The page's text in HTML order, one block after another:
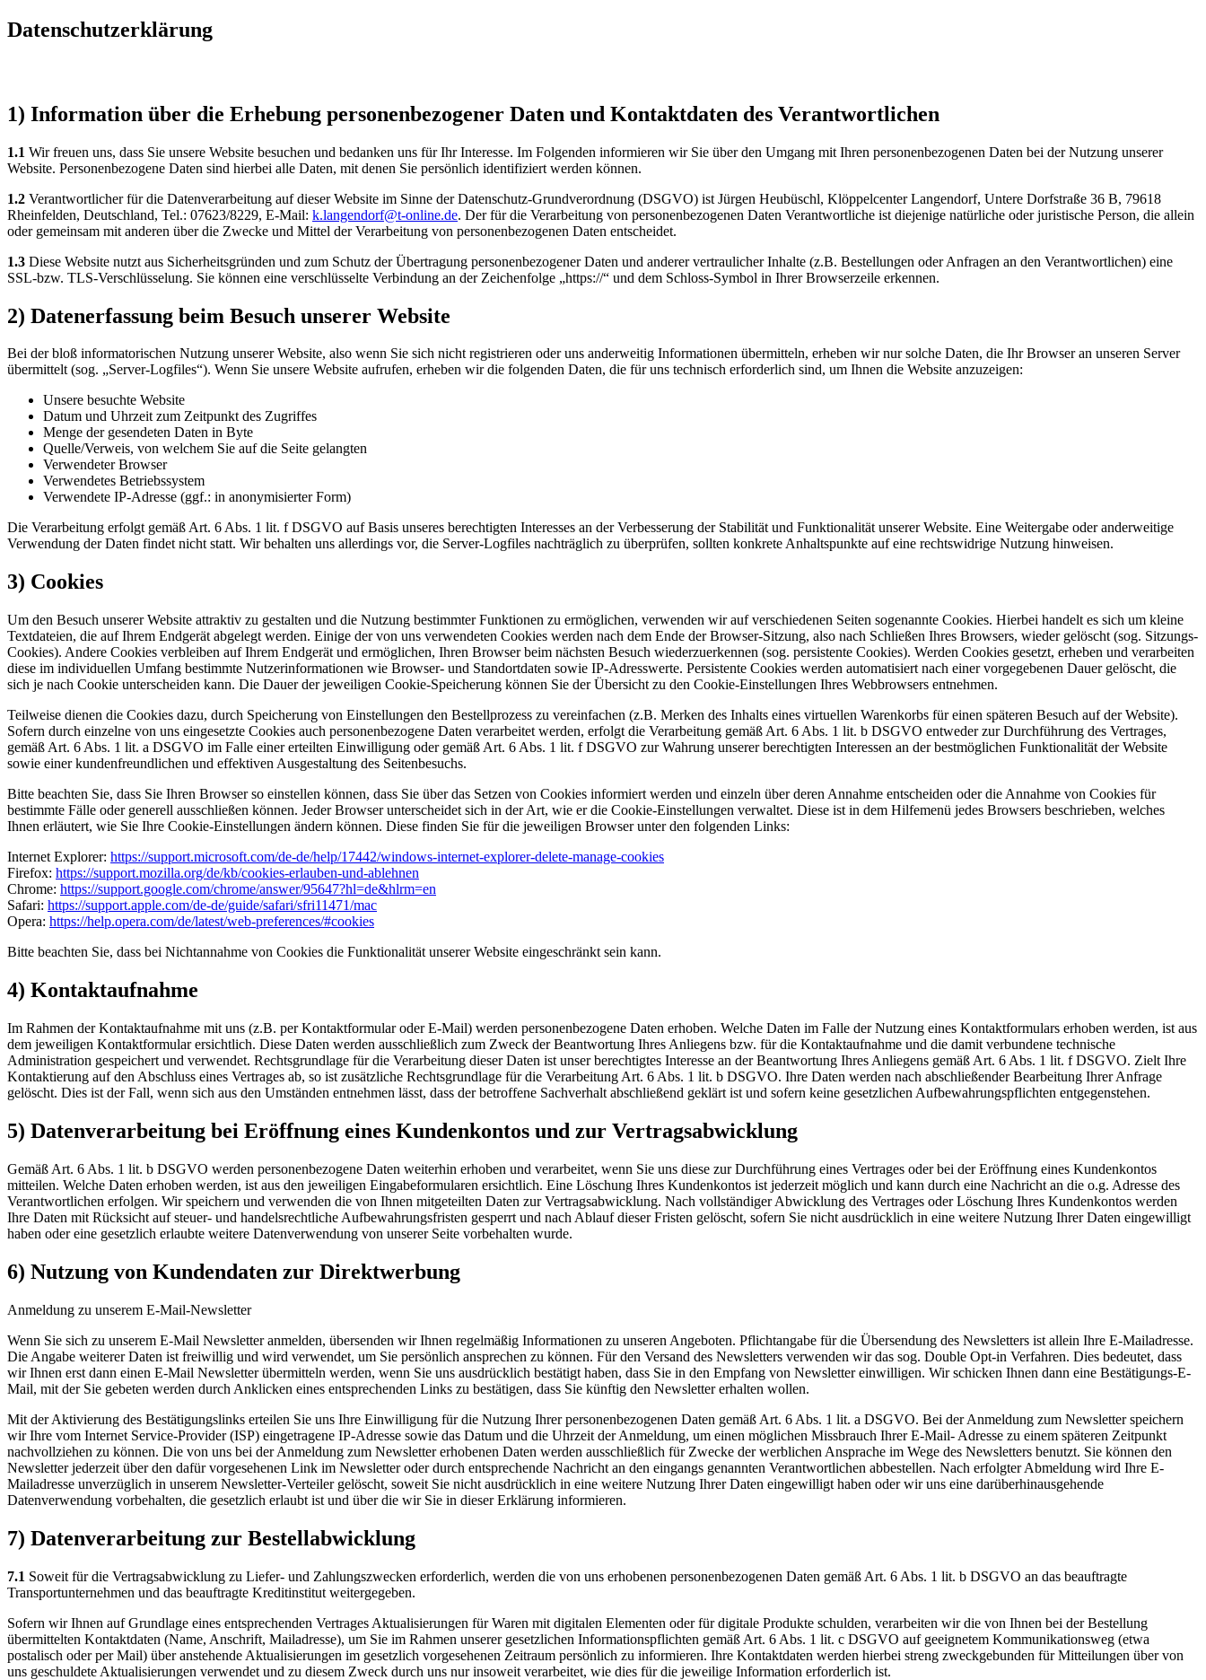
Datenschutzerklärung
1) Information über die Erhebung personenbezogener Daten und Kontaktdaten des Verantwortlichen
1.1 Wir freuen uns, dass Sie unsere Website besuchen und bedanken uns für Ihr Interesse. Im Folgenden informieren wir Sie über den Umgang mit Ihren personenbezogenen Daten bei der Nutzung unserer
Website. Personenbezogene Daten sind hierbei alle Daten, mit denen Sie persönlich identifiziert werden können.
1.2 Verantwortlicher für die Datenverarbeitung auf dieser Website im Sinne der Datenschutz-Grundverordnung (DSGVO) ist Jürgen Heubüschl, Klöppelcenter Langendorf, Untere Dorfstraße 36 B, 79618
Rheinfelden, Deutschland, Tel.: 07623/8229, E-Mail: k.langendorf@t-online.de. Der für die Verarbeitung von personenbezogenen Daten Verantwortliche ist diejenige natürliche oder juristische Person, die allein
oder gemeinsam mit anderen über die Zwecke und Mittel der Verarbeitung von personenbezogenen Daten entscheidet.
1.3 Diese Website nutzt aus Sicherheitsgründen und zum Schutz der Übertragung personenbezogener Daten und anderer vertraulicher Inhalte (z.B. Bestellungen oder Anfragen an den Verantwortlichen) eine
SSL-bzw. TLS-Verschlüsselung. Sie können eine verschlüsselte Verbindung an der Zeichenfolge „https://“ und dem Schloss-Symbol in Ihrer Browserzeile erkennen.
2) Datenerfassung beim Besuch unserer Website
Bei der bloß informatorischen Nutzung unserer Website, also wenn Sie sich nicht registrieren oder uns anderweitig Informationen übermitteln, erheben wir nur solche Daten, die Ihr Browser an unseren Server
übermittelt (sog. „Server-Logfiles“). Wenn Sie unsere Website aufrufen, erheben wir die folgenden Daten, die für uns technisch erforderlich sind, um Ihnen die Website anzuzeigen:
Unsere besuchte Website
Datum und Uhrzeit zum Zeitpunkt des Zugriffes
Menge der gesendeten Daten in Byte
Quelle/Verweis, von welchem Sie auf die Seite gelangten
Verwendeter Browser
Verwendetes Betriebssystem
Verwendete IP-Adresse (ggf.: in anonymisierter Form)
Die Verarbeitung erfolgt gemäß Art. 6 Abs. 1 lit. f DSGVO auf Basis unseres berechtigten Interesses an der Verbesserung der Stabilität und Funktionalität unserer Website. Eine Weitergabe oder anderweitige
Verwendung der Daten findet nicht statt. Wir behalten uns allerdings vor, die Server-Logfiles nachträglich zu überprüfen, sollten konkrete Anhaltspunkte auf eine rechtswidrige Nutzung hinweisen.
3) Cookies
Um den Besuch unserer Website attraktiv zu gestalten und die Nutzung bestimmter Funktionen zu ermöglichen, verwenden wir auf verschiedenen Seiten sogenannte Cookies. Hierbei handelt es sich um kleine
Textdateien, die auf Ihrem Endgerät abgelegt werden. Einige der von uns verwendeten Cookies werden nach dem Ende der Browser-Sitzung, also nach Schließen Ihres Browsers, wieder gelöscht (sog. Sitzungs-
Cookies). Andere Cookies verbleiben auf Ihrem Endgerät und ermöglichen, Ihren Browser beim nächsten Besuch wiederzuerkennen (sog. persistente Cookies). Werden Cookies gesetzt, erheben und verarbeiten
diese im individuellen Umfang bestimmte Nutzerinformationen wie Browser- und Standortdaten sowie IP-Adresswerte. Persistente Cookies werden automatisiert nach einer vorgegebenen Dauer gelöscht, die
sich je nach Cookie unterscheiden kann. Die Dauer der jeweiligen Cookie-Speicherung können Sie der Übersicht zu den Cookie-Einstellungen Ihres Webbrowsers entnehmen.
Teilweise dienen die Cookies dazu, durch Speicherung von Einstellungen den Bestellprozess zu vereinfachen (z.B. Merken des Inhalts eines virtuellen Warenkorbs für einen späteren Besuch auf der Website).
Sofern durch einzelne von uns eingesetzte Cookies auch personenbezogene Daten verarbeitet werden, erfolgt die Verarbeitung gemäß Art. 6 Abs. 1 lit. b DSGVO entweder zur Durchführung des Vertrages,
gemäß Art. 6 Abs. 1 lit. a DSGVO im Falle einer erteilten Einwilligung oder gemäß Art. 6 Abs. 1 lit. f DSGVO zur Wahrung unserer berechtigten Interessen an der bestmöglichen Funktionalität der Website
sowie einer kundenfreundlichen und effektiven Ausgestaltung des Seitenbesuchs.
Bitte beachten Sie, dass Sie Ihren Browser so einstellen können, dass Sie über das Setzen von Cookies informiert werden und einzeln über deren Annahme entscheiden oder die Annahme von Cookies für
bestimmte Fälle oder generell ausschließen können. Jeder Browser unterscheidet sich in der Art, wie er die Cookie-Einstellungen verwaltet. Diese ist in dem Hilfemenü jedes Browsers beschrieben, welches
Ihnen erläutert, wie Sie Ihre Cookie-Einstellungen ändern können. Diese finden Sie für die jeweiligen Browser unter den folgenden Links:
Internet Explorer: https://support.microsoft.com/de-de/help/17442/windows-internet-explorer-delete-manage-cookies
Firefox: https://support.mozilla.org/de/kb/cookies-erlauben-und-ablehnen
Chrome: https://support.google.com/chrome/answer/95647?hl=de&hlrm=en
Safari: https://support.apple.com/de-de/guide/safari/sfri11471/mac
Opera: https://help.opera.com/de/latest/web-preferences/#cookies
Bitte beachten Sie, dass bei Nichtannahme von Cookies die Funktionalität unserer Website eingeschränkt sein kann.
4) Kontaktaufnahme
Im Rahmen der Kontaktaufnahme mit uns (z.B. per Kontaktformular oder E-Mail) werden personenbezogene Daten erhoben. Welche Daten im Falle der Nutzung eines Kontaktformulars erhoben werden, ist aus
dem jeweiligen Kontaktformular ersichtlich. Diese Daten werden ausschließlich zum Zweck der Beantwortung Ihres Anliegens bzw. für die Kontaktaufnahme und die damit verbundene technische
Administration gespeichert und verwendet. Rechtsgrundlage für die Verarbeitung dieser Daten ist unser berechtigtes Interesse an der Beantwortung Ihres Anliegens gemäß Art. 6 Abs. 1 lit. f DSGVO. Zielt Ihre
Kontaktierung auf den Abschluss eines Vertrages ab, so ist zusätzliche Rechtsgrundlage für die Verarbeitung Art. 6 Abs. 1 lit. b DSGVO. Ihre Daten werden nach abschließender Bearbeitung Ihrer Anfrage
gelöscht. Dies ist der Fall, wenn sich aus den Umständen entnehmen lässt, dass der betroffene Sachverhalt abschließend geklärt ist und sofern keine gesetzlichen Aufbewahrungspflichten entgegenstehen.
5) Datenverarbeitung bei Eröffnung eines Kundenkontos und zur Vertragsabwicklung
Gemäß Art. 6 Abs. 1 lit. b DSGVO werden personenbezogene Daten weiterhin erhoben und verarbeitet, wenn Sie uns diese zur Durchführung eines Vertrages oder bei der Eröffnung eines Kundenkontos
mitteilen. Welche Daten erhoben werden, ist aus den jeweiligen Eingabeformularen ersichtlich. Eine Löschung Ihres Kundenkontos ist jederzeit möglich und kann durch eine Nachricht an die o.g. Adresse des
Verantwortlichen erfolgen. Wir speichern und verwenden die von Ihnen mitgeteilten Daten zur Vertragsabwicklung. Nach vollständiger Abwicklung des Vertrages oder Löschung Ihres Kundenkontos werden
Ihre Daten mit Rücksicht auf steuer- und handelsrechtliche Aufbewahrungsfristen gesperrt und nach Ablauf dieser Fristen gelöscht, sofern Sie nicht ausdrücklich in eine weitere Nutzung Ihrer Daten eingewilligt
haben oder eine gesetzlich erlaubte weitere Datenverwendung von unserer Seite vorbehalten wurde.
6) Nutzung von Kundendaten zur Direktwerbung
Anmeldung zu unserem E-Mail-Newsletter
Wenn Sie sich zu unserem E-Mail Newsletter anmelden, übersenden wir Ihnen regelmäßig Informationen zu unseren Angeboten. Pflichtangabe für die Übersendung des Newsletters ist allein Ihre E-Mailadresse.
Die Angabe weiterer Daten ist freiwillig und wird verwendet, um Sie persönlich ansprechen zu können. Für den Versand des Newsletters verwenden wir das sog. Double Opt-in Verfahren. Dies bedeutet, dass
wir Ihnen erst dann einen E-Mail Newsletter übermitteln werden, wenn Sie uns ausdrücklich bestätigt haben, dass Sie in den Empfang von Newsletter einwilligen. Wir schicken Ihnen dann eine Bestätigungs-E-
Mail, mit der Sie gebeten werden durch Anklicken eines entsprechenden Links zu bestätigen, dass Sie künftig den Newsletter erhalten wollen.
Mit der Aktivierung des Bestätigungslinks erteilen Sie uns Ihre Einwilligung für die Nutzung Ihrer personenbezogenen Daten gemäß Art. 6 Abs. 1 lit. a DSGVO. Bei der Anmeldung zum Newsletter speichern
wir Ihre vom Internet Service-Provider (ISP) eingetragene IP-Adresse sowie das Datum und die Uhrzeit der Anmeldung, um einen möglichen Missbrauch Ihrer E-Mail- Adresse zu einem späteren Zeitpunkt
nachvollziehen zu können. Die von uns bei der Anmeldung zum Newsletter erhobenen Daten werden ausschließlich für Zwecke der werblichen Ansprache im Wege des Newsletters benutzt. Sie können den
Newsletter jederzeit über den dafür vorgesehenen Link im Newsletter oder durch entsprechende Nachricht an den eingangs genannten Verantwortlichen abbestellen. Nach erfolgter Abmeldung wird Ihre E-
Mailadresse unverzüglich in unserem Newsletter-Verteiler gelöscht, soweit Sie nicht ausdrücklich in eine weitere Nutzung Ihrer Daten eingewilligt haben oder wir uns eine darüberhinausgehende
Datenverwendung vorbehalten, die gesetzlich erlaubt ist und über die wir Sie in dieser Erklärung informieren.
7) Datenverarbeitung zur Bestellabwicklung
7.1 Soweit für die Vertragsabwicklung zu Liefer- und Zahlungszwecken erforderlich, werden die von uns erhobenen personenbezogenen Daten gemäß Art. 6 Abs. 1 lit. b DSGVO an das beauftragte
Transportunternehmen und das beauftragte Kreditinstitut weitergegeben.
Sofern wir Ihnen auf Grundlage eines entsprechenden Vertrages Aktualisierungen für Waren mit digitalen Elementen oder für digitale Produkte schulden, verarbeiten wir die von Ihnen bei der Bestellung
übermittelten Kontaktdaten (Name, Anschrift, Mailadresse), um Sie im Rahmen unserer gesetzlichen Informationspflichten gemäß Art. 6 Abs. 1 lit. c DSGVO auf geeignetem Kommunikationsweg (etwa
postalisch oder per Mail) über anstehende Aktualisierungen im gesetzlich vorgesehenen Zeitraum persönlich zu informieren. Ihre Kontaktdaten werden hierbei streng zweckgebunden für Mitteilungen über von
uns geschuldete Aktualisierungen verwendet und zu diesem Zweck durch uns nur insoweit verarbeitet, wie dies für die jeweilige Information erforderlich ist.